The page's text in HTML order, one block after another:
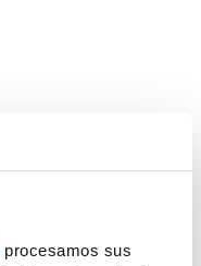
procesamos sus